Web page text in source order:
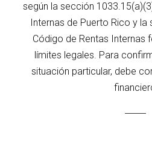
según la sección
Internas de Puerto Rico y
Código de Rentas Internas
límites legales. Para
situación particular, debe